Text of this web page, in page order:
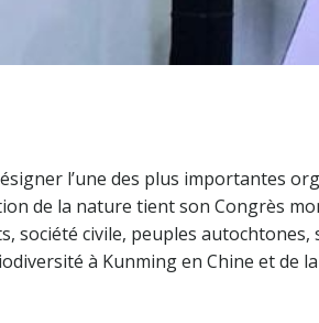
l’une des plus importantes
de la nature tient son Congrès
société civile, peuples autochtones,
à Kunming en Chine et de